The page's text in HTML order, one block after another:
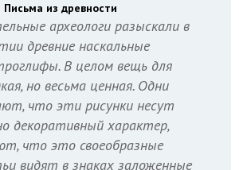
Письма из древности
археологи разыскали в
древние наскальные
В целом вещь для
но весьма ценная. Одни
что эти рисунки несут
декоративный характер,
что это своеобразные
видят в знаках заложенные